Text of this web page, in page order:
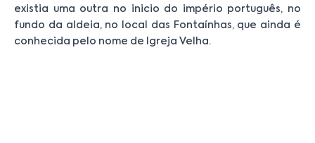
existia uma outra no inicio do império português, no
fundo da aldeia, no local das Fontaínhas, que ainda é
conhecida pelo nome de Igreja Velha.